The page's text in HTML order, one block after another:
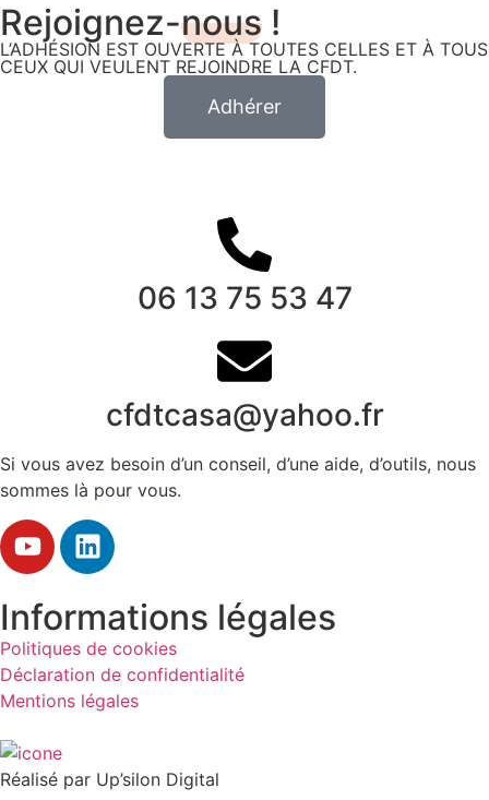
Rejoignez-nous !
L’ADHÉSION EST OUVERTE À TOUTES CELLES ET À TOUS
CEUX QUI VEULENT REJOINDRE LA CFDT.
Adhérer
06 13 75 53 47
cfdtcasa@yahoo.fr
Si vous avez besoin d’un conseil, d’une aide, d’outils, nous
sommes là pour vous.
Informations légales
Politiques de cookies
Déclaration de confidentialité
Mentions légales
Réalisé par Up’silon Digital